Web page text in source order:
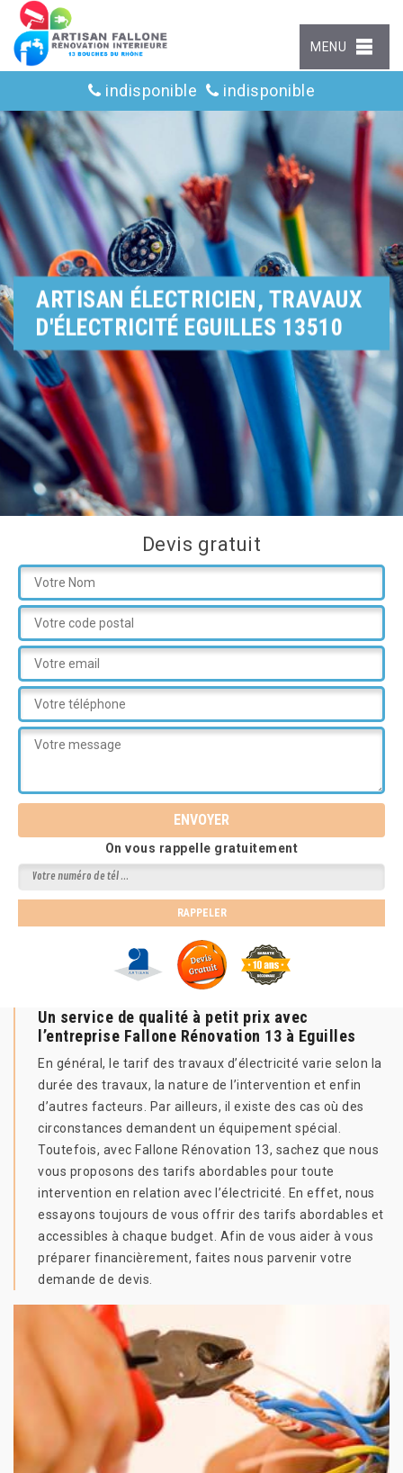
MENU
indisponible indisponible
ARTISAN ÉLECTRICIEN, TRAVAUX
D'ÉLECTRICITÉ EGUILLES 13510
Devis gratuit
On vous rappelle gratuitement
Un service de qualité à petit prix avec
l’entreprise Fallone Rénovation 13 à Eguilles
En général, le tarif des travaux d’électricité varie selon la
durée des travaux, la nature de l’intervention et enfin
d’autres facteurs. Par ailleurs, il existe des cas où des
circonstances demandent un équipement spécial.
Toutefois, avec Fallone Rénovation 13, sachez que nous
vous proposons des tarifs abordables pour toute
intervention en relation avec l’électricité. En effet, nous
essayons toujours de vous offrir des tarifs abordables et
accessibles à chaque budget. Afin de vous aider à vous
préparer financièrement, faites nous parvenir votre
demande de devis.